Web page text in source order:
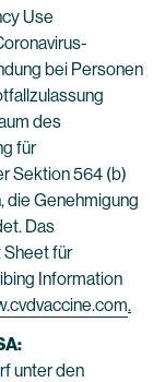
Use
bei Personen
des
für
Sektion 564 (b)
die Genehmigung
Das
Sheet für
Information
.
unter den